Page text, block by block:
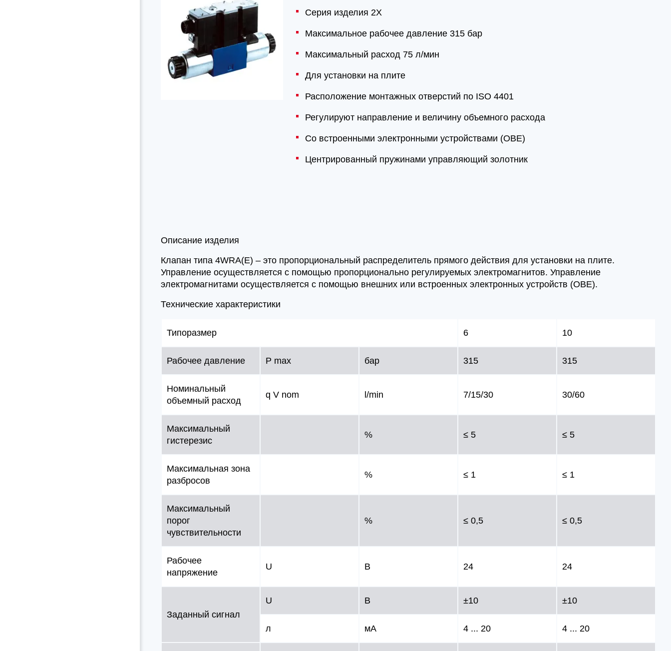
Серия изделия 2X
Максимальное рабочее давление 315 бар
Максимальный расход 75 л/мин
Для установки на плите
Расположение монтажных отверстий по ISO 4401
Регулируют направление и величину объемного расхода
Со встроенными электронными устройствами (OBE)
Центрированный пружинами управляющий золотник
Описание изделия
Клапан типа 4WRA(E) – это пропорциональный распределитель прямого действия для установки на плите.
Управление осуществляется с помощью пропорционально регулируемых электромагнитов. Управление
электромагнитами осуществляется с помощью внешних или встроенных электронных устройств (OBE).
Технические характеристики
Типоразмер 6 10
Рабочее давление P max бар 315 315
Номинальный
объемный расход
q V nom l/min 7/15/30 30/60
Максимальный
гистерезис
% ≤ 5 ≤ 5
Максимальная зона
разбросов
% ≤ 1 ≤ 1
Максимальный
порог
чувствительности
% ≤ 0,5 ≤ 0,5
Рабочее
напряжение
U В 24 24
Заданный сигнал
U В ±10 ±10
л мA 4 ... 20 4 ... 20